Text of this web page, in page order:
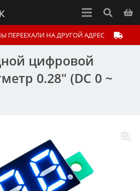
ПЕРЕЕХАЛИ НА ДРУГОЙ АДРЕС
цифровой
0.28″ (DC 0 ~